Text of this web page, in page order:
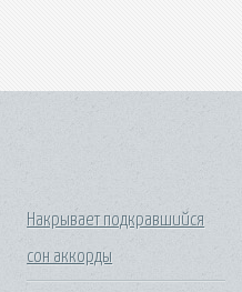
Накрывает подкравшийся
сон аккорды